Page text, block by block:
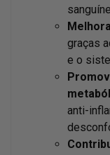
graças
e o
anti-